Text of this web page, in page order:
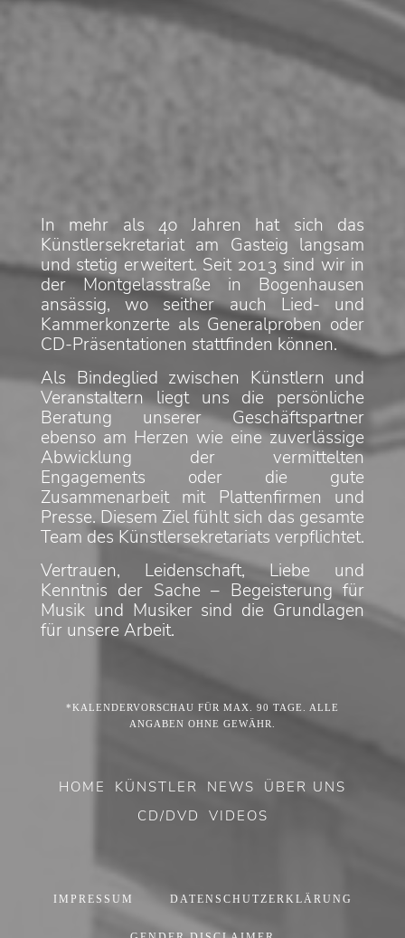
In mehr als 40 Jahren hat sich das
Künstlersekretariat am Gasteig langsam
und stetig erweitert. Seit 2013 sind wir in
der Montgelasstraße in Bogenhausen
ansässig, wo seither auch Lied- und
Kammerkonzerte als Generalproben oder
CD-Präsentationen stattfinden können.
Als Bindeglied zwischen Künstlern und
Veranstaltern liegt uns die persönliche
Beratung unserer Geschäftspartner
ebenso am Herzen wie eine zuverlässige
Abwicklung der vermittelten
Engagements oder die gute
Zusammenarbeit mit Plattenfirmen und
Presse. Diesem Ziel fühlt sich das gesamte
Team des Künstlersekretariats verpflichtet.
Vertrauen, Leidenschaft, Liebe und
Kenntnis der Sache – Begeisterung für
Musik und Musiker sind die Grundlagen
für unsere Arbeit.
*KALENDERVORSCHAU FÜR MAX. 90 TAGE. ALLE
ANGABEN OHNE GEWÄHR.
HOME KÜNSTLER NEWS
ÜBER UNS
CD/DVD
VIDEOS
IMPRESSUM DATENSCHUTZERKLÄRUNG